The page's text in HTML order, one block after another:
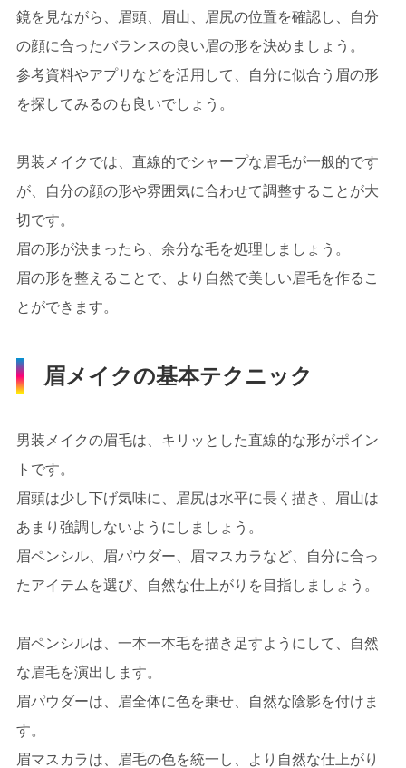
鏡を見ながら、眉頭、眉山、眉尻の位置を確認し、自分
の顔に合ったバランスの良い眉の形を決めましょう。
参考資料やアプリなどを活用して、自分に似合う眉の形
を探してみるのも良いでしょう。
男装メイクでは、直線的でシャープな眉毛が一般的です
が、自分の顔の形や雰囲気に合わせて調整することが大
切です。
眉の形が決まったら、余分な毛を処理しましょう。
眉の形を整えることで、より自然で美しい眉毛を作るこ
とができます。
眉メイクの基本テクニック
男装メイクの眉毛は、キリッとした直線的な形がポイン
トです。
眉頭は少し下げ気味に、眉尻は水平に長く描き、眉山は
あまり強調しないようにしましょう。
眉ペンシル、眉パウダー、眉マスカラなど、自分に合っ
たアイテムを選び、自然な仕上がりを目指しましょう。
眉ペンシルは、一本一本毛を描き足すようにして、自然
な眉毛を演出します。
眉パウダーは、眉全体に色を乗せ、自然な陰影を付けま
す。
眉マスカラは、眉毛の色を統一し、より自然な仕上がり